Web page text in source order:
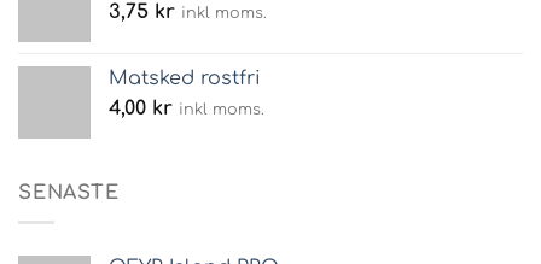
3,75 kr inkl moms.
Matsked rostfri
4,00 kr inkl moms.
SENASTE